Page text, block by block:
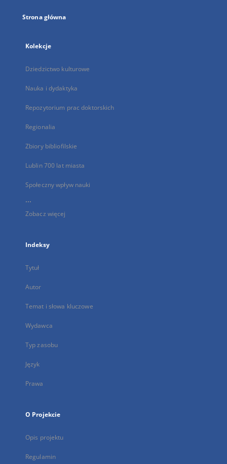
Strona główna
Kolekcje
Dziedzictwo kulturowe
Nauka i dydaktyka
Repozytorium prac doktorskich
Regionalia
Zbiory bibliofilskie
Lublin 700 lat miasta
Społeczny wpływ nauki
...
Zobacz więcej
Indeksy
Tytuł
Autor
Temat i słowa kluczowe
Wydawca
Typ zasobu
Język
Prawa
O Projekcie
Opis projektu
Regulamin